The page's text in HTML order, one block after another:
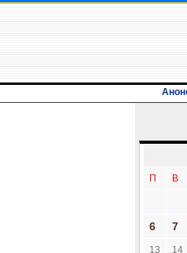
П В
6
7
13 14